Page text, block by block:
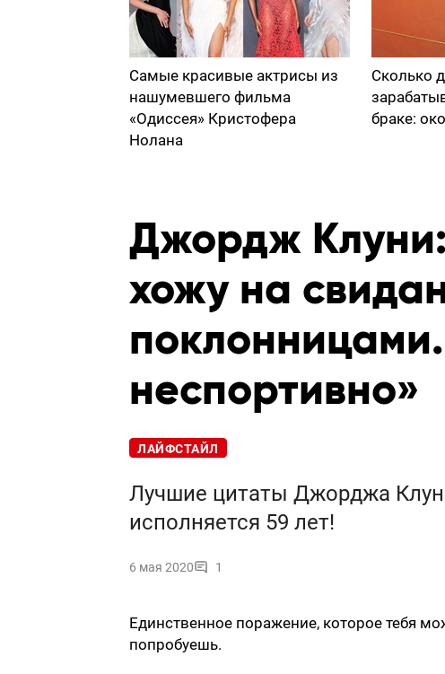
Самые красивые актрисы из
нашумевшего фильма
«Одиссея» Кристофера
Нолана
Сколько
браке:
Джордж
хожу на
неспортивно»
ЛАЙФСТАЙЛ
Лучшие цитаты Джорджа
исполняется 59 лет!
6 мая 2020 1
Единственное поражение, которое тебя
попробуешь.